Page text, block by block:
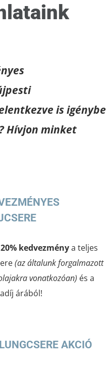
is igénybe
Hívjon minket
kedvezménya teljes
(az általunk forgalmazott
vonatkozóan) és a
árából!
AKCIÓ